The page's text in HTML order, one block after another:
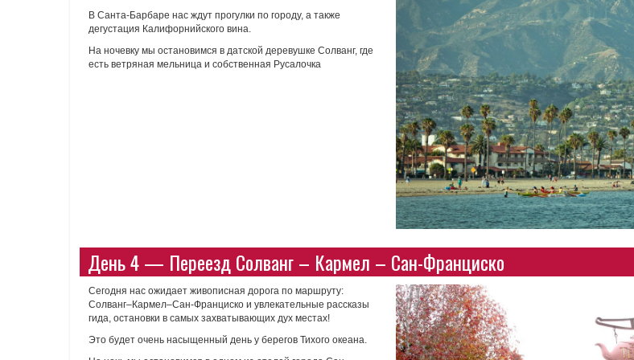
В Санта-Барбаре нас ждут прогулки по городу, а также
дегустация Калифорнийского вина.
На ночевку мы остановимся в датской деревушке Солванг, где
есть ветряная мельница и собственная Русалочка
День 4 — Переезд Солванг – Кармел – Сан-Франциско
Сегодня нас ожидает живописная дорога по маршруту:
Солванг–Кармел–Сан-Франциско и увлекательные рассказы
гида, остановки в самых захватывающих дух местах!
Это будет очень насыщенный день у берегов Тихого океана.